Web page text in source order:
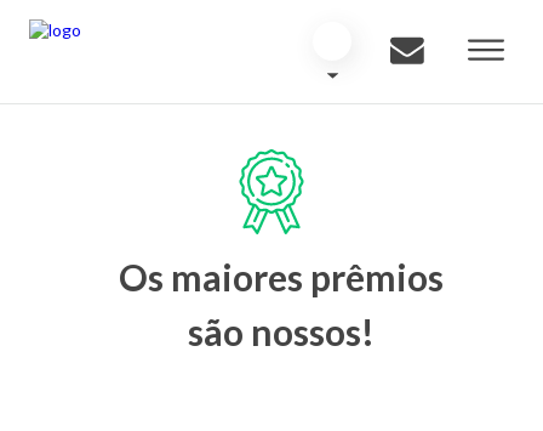
Os maiores prêmios
são nossos!